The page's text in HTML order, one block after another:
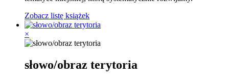
Zobacz listę książek
×
słowo/obraz terytoria